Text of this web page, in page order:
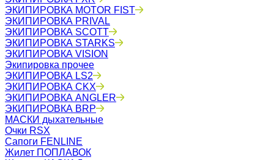
ЭКИПИРОВКА MOTOR FIST
ЭКИПИРОВКА PRIVAL
ЭКИПИРОВКА SCOTT
ЭКИПИРОВКА STARKS
ЭКИПИРОВКА VISION
Экипировка прочее
ЭКИПИРОВКА LS2
ЭКИПИРОВКА CKX
ЭКИПИРОВКА ANGLER
ЭКИПИРОВКА BRP
МАСКИ дыхательные
Очки RSX
Сапоги FENLINE
Жилет ПОПЛАВОК